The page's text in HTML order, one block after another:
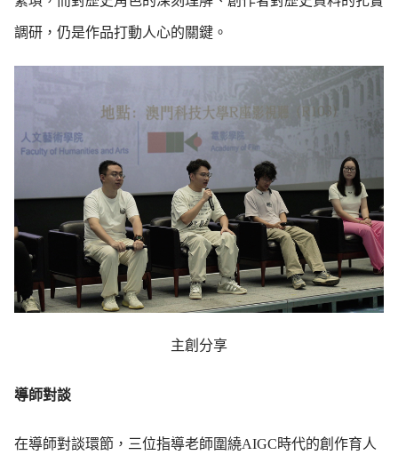
調研，仍是作品打動人心的關鍵。
主創分享
導師對談
在導師對談環節，三位指導老師圍繞AIGC時代的創作育人